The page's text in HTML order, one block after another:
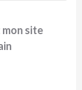
mon site